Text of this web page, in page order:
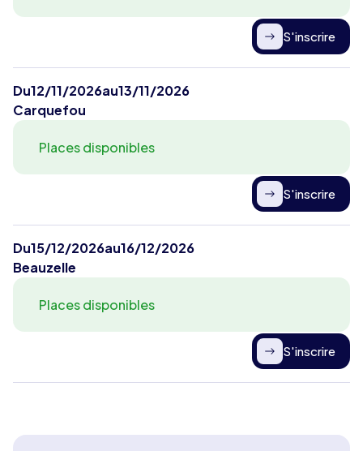
S'inscrire
Du12/11/2026au13/11/2026
Carquefou
Places disponibles
S'inscrire
Du15/12/2026au16/12/2026
Beauzelle
Places disponibles
S'inscrire